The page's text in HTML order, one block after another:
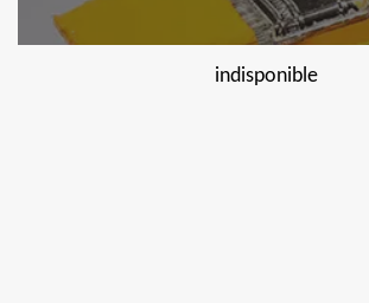
indisponible